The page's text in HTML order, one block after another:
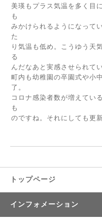
美瑛もプラス気温を多く目
も
みかけられるようになって
た
り気温も低め。こうゆう天
る
んだなあと実感させられて
町内も幼稚園の卒園式や小
了。
コロナ感染者数が増えてい
も
のですね。それにしても更
トップページ
インフォメーション